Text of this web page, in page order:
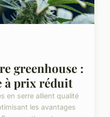
greenhouse :
à prix réduit
en serre allient qualité
les avantages